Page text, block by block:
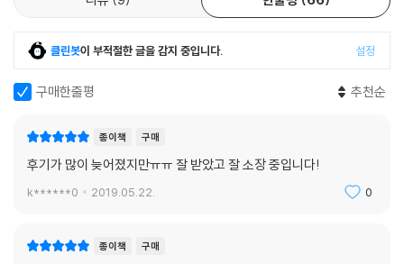
클린봇이 부적절한 글을 감지 중입니다. 설정
구매한줄평 추천순
종이책 구매
후기가 많이 늦어졌지만ㅠㅠ 잘 받았고 잘 소장 중입니다!
k******0 2019.05.22. 0
종이책 구매